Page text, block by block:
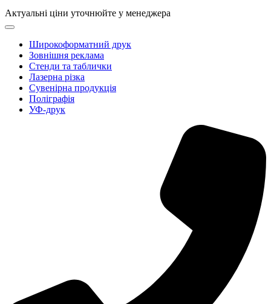
Актуальні ціни уточнюйте у менеджера
Широкоформатний друк
Зовнішня реклама
Стенди та таблички
Лазерна різка
Сувенірна продукція
Поліграфія
УФ-друк